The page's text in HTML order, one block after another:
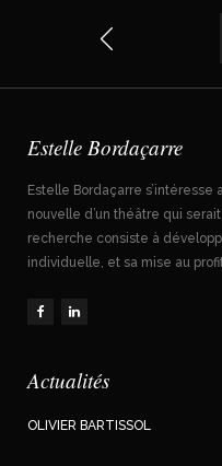
Estelle Bordaçarre
Estelle Bordaçarre
nouvelle d’un théâtre qui
recherche consiste à
individuelle, et sa mise au
Actualités
OLIVIER BARTISSOL